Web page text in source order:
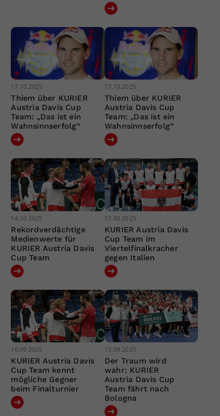
17.10.2025
Thiem über KURIER
Austria Davis Cup
Team: „Das ist ein
Wahnsinnserfolg“
17.10.2025
Thiem über KURIER
Austria Davis Cup
Team: „Das ist ein
Wahnsinnserfolg“
14.10.2025
Rekordverdächtige
Medienwerte für
KURIER Austria Davis
Cup Team
17.09.2025
KURIER Austria Davis
Cup Team im
Viertelfinalkracher
gegen Italien
16.09.2025
KURIER Austria Davis
Cup Team kennt
mögliche Gegner
beim Finalturnier
13.09.2025
Der Traum wird
wahr: KURIER
Austria Davis Cup
Team fährt nach
Bologna